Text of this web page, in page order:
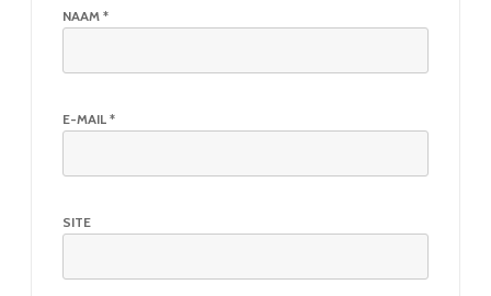
NAAM *
E-MAIL *
SITE